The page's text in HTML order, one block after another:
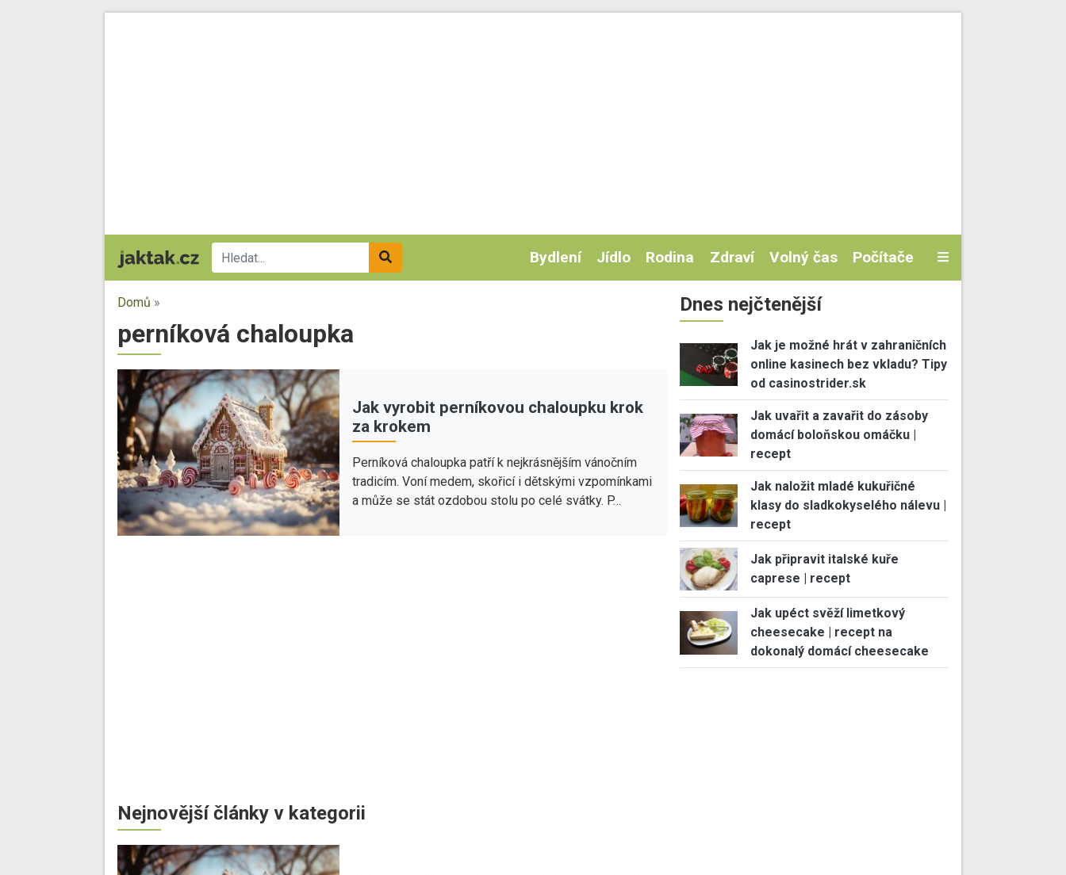
Bydlení Jídlo Rodina Zdraví Volný čas Počítače
Domů »
perníková chaloupka
Jak vyrobit perníkovou chaloupku krok
za krokem
Perníková chaloupka patří k nejkrásnějším vánočním
tradicím. Voní medem, skořicí i dětskými vzpomínkami
a může se stát ozdobou stolu po celé svátky. P…
Nejnovější články v kategorii
Dnes nejčtenější
Jak je možné hrát v zahraničních
online kasinech bez vkladu? Tipy
od casinostrider.sk
Jak uvařit a zavařit do zásoby
domácí boloňskou omáčku |
recept
Jak naložit mladé kukuřičné
klasy do sladkokyselého nálevu |
recept
Jak připravit italské kuře
caprese | recept
Jak upéct svěží limetkový
cheesecake | recept na
dokonalý domácí cheesecake